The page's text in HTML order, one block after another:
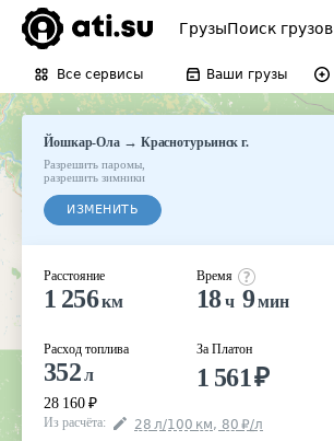
ГрузыПоиск грузов
Все сервисы Ваши грузы
Йошкар-Ола → Краснотурьинск г.
Разрешить паромы
разрешить зимники
ИЗМЕНИТЬ
Расстояние
1 256км
Расход топлива
352л
28 160 ₽
Время
18ч 9мин
За Платон
1 561₽
Из расчёта: 28 л/100 км, 80 ₽/л